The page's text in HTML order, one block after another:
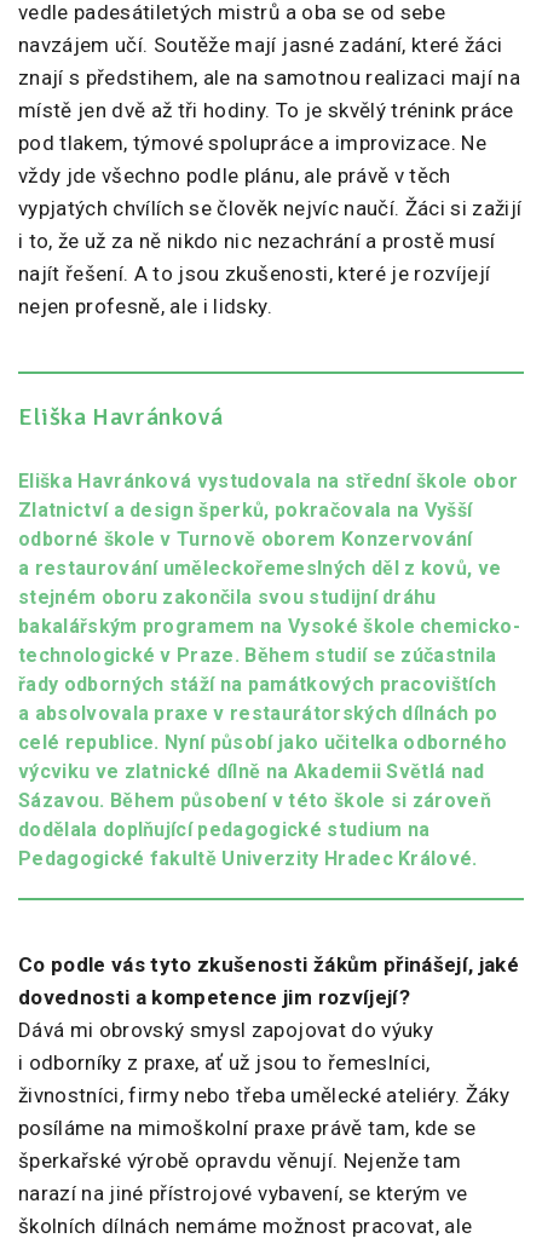
vedle padesátiletých mistrů a oba se od sebe
navzájem učí. Soutěže mají jasné zadání, které žáci
znají s předstihem, ale na samotnou realizaci mají na
místě jen dvě až tři hodiny. To je skvělý trénink práce
pod tlakem, týmové spolupráce a improvizace. Ne
vždy jde všechno podle plánu, ale právě v těch
vypjatých chvílích se člověk nejvíc naučí. Žáci si zažijí
i to, že už za ně nikdo nic nezachrání a prostě musí
najít řešení. A to jsou zkušenosti, které je rozvíjejí
nejen profesně, ale i lidsky.
Eliška Havránková
Eliška Havránková vystudovala na střední škole obor
Zlatnictví a design šperků, pokračovala na Vyšší
odborné škole v Turnově oborem Konzervování
a restaurování uměleckořemeslných děl z kovů, ve
stejném oboru zakončila svou studijní dráhu
bakalářským programem na Vysoké škole chemicko-
technologické v Praze. Během studií se zúčastnila
řady odborných stáží na památkových pracovištích
a absolvovala praxe v restaurátorských dílnách po
celé republice. Nyní působí jako učitelka odborného
výcviku ve zlatnické dílně na Akademii Světlá nad
Sázavou. Během působení v této škole si zároveň
dodělala doplňující pedagogické studium na
Pedagogické fakultě Univerzity Hradec Králové.
Co podle vás tyto zkušenosti žákům přinášejí, jaké
dovednosti a kompetence jim rozvíjejí?
Dává mi obrovský smysl zapojovat do výuky
i odborníky z praxe, ať už jsou to řemeslníci,
živnostníci, firmy nebo třeba umělecké ateliéry. Žáky
posíláme na mimoškolní praxe právě tam, kde se
šperkařské výrobě opravdu věnují. Nejenže tam
narazí na jiné přístrojové vybavení, se kterým ve
školních dílnách nemáme možnost pracovat, ale